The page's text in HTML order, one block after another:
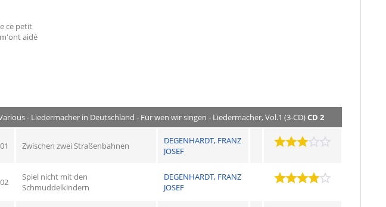
ce petit
aidé
- Liedermacher in Deutschland - Für wen wir singen - Liedermacher, Vol.1 (3-CD)CD 2
01 Zwischen zwei Straßenbahnen
DEGENHARDT, FRANZ
JOSEF
02
Spiel nicht mit den
Schmuddelkindern
DEGENHARDT, FRANZ
JOSEF